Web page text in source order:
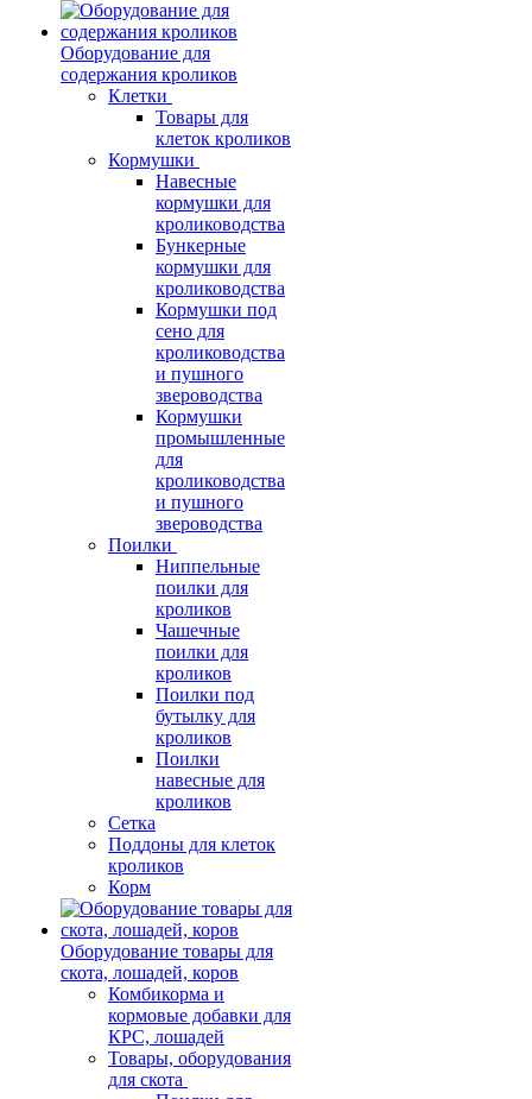
Оборудование для
содержания кроликов
Клетки
Товары для
клеток кроликов
Кормушки
Навесные
кормушки для
кролиководства
Бункерные
кормушки для
кролиководства
Кормушки под
сено для
кролиководства
и пушного
звероводства
Кормушки
промышленные
для
кролиководства
и пушного
звероводства
Поилки
Ниппельные
поилки для
кроликов
Чашечные
поилки для
кроликов
Поилки под
бутылку для
кроликов
Поилки
навесные для
кроликов
Сетка
Поддоны для клеток
кроликов
Корм
Оборудование товары для
скота, лошадей, коров
Комбикорма и
кормовые добавки для
КРС, лошадей
Товары, оборудования
для скота